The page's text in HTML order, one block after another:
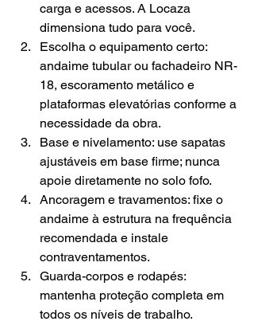
carga e acessos. A Locaza
dimensiona tudo para você.
Escolha o equipamento certo:
andaime tubular ou fachadeiro NR-
18, escoramento metálico e
plataformas elevatórias conforme a
necessidade da obra.
Base e nivelamento: use sapatas
ajustáveis em base firme; nunca
apoie diretamente no solo fofo.
Ancoragem e travamentos: fixe o
andaime à estrutura na frequência
recomendada e instale
contraventamentos.
Guarda-corpos e rodapés:
mantenha proteção completa em
todos os níveis de trabalho.